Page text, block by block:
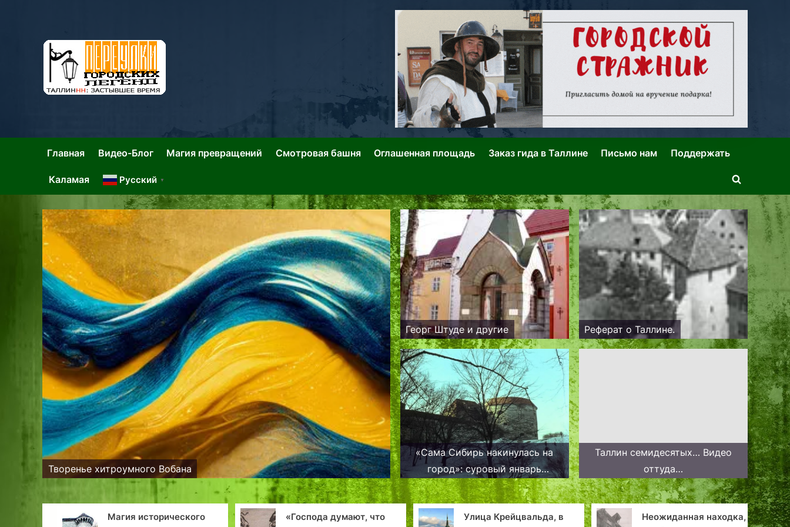
Таллин: Переулки Городских Легенд
Главная Видео-Блог Магия превращений Смотровая башня Оглашенная площадь Заказ гида в Таллине Письмо нам Поддержать
Каламая Русский ▼
Toggle
search
form
Творенье хитроумного Вобана
Георг Штуде и другие Реферат о Таллине.
«Сама Сибирь накинулась на
город»: суровый январь
сорокового года в Таллине
Таллин семидесятых… Видео
оттуда…
Магия исторического
«Господа думают, что
Улица Крейцвальда, в
Неожиданная находка,